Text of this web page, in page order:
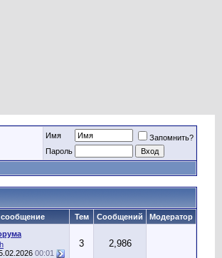
Имя
Запомнить?
Пароль
Тем Сообщений Модератор
00:01
3 2,986